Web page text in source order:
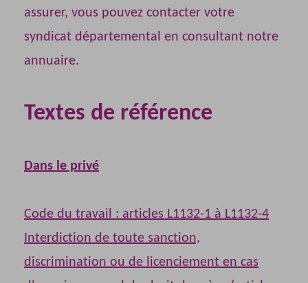
assurer, vous pouvez contacter votre
syndicat départemental en consultant notre
annuaire.
Textes de référence
Dans le privé
Code du travail : articles L1132-1 à L1132-4
Interdiction de toute sanction,
discrimination ou de licenciement en cas